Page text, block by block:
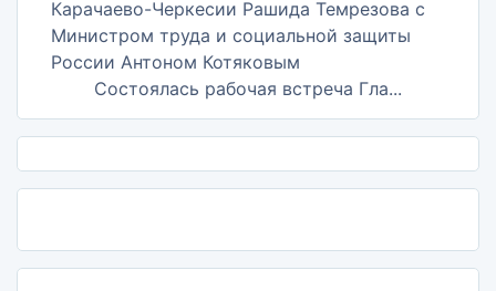
Состоялась рабочая встреча Гла...